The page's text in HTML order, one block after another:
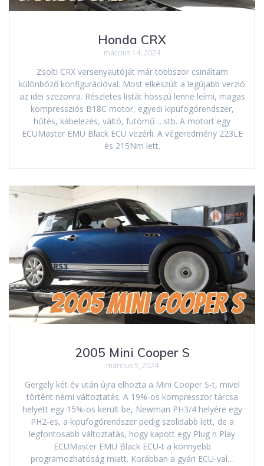
Honda CRX
március 14, 2024
Zsolti CRX versenyautóját már többször csináltam
különböző konfigurációval. Most elkészült a legújabb verzió
az idei szezonra. Részletes listát hosszú lenne leírni, magas
kompressziós B18C motor, egyedi kipufogórendszer,
hűtés, kábelezés, váltó, futómű …stb. A motort egy
ECUMaster EMU Black ECU vezérli. A végeredmény 223LE
és 215Nm lett.
2005 Mini Cooper S
március 5, 2024
Gergely két év után újra elhozta a Mini Cooper S-t, mivel
történt némi változtatás. A 19%-os kompresszor tárcsa
helyett egy 15%-os került be, Newman PH3/4 helyére egy
PH2-es, a kipufogórendszer pedig szolidabb lett, de a
legfontosabb változtatás, hogy kapott egy Plug n Play
ECUMaster EMU Black ECU-t a könnyebb
programozhatóság miatt. Korábban a gyári ECU-val…